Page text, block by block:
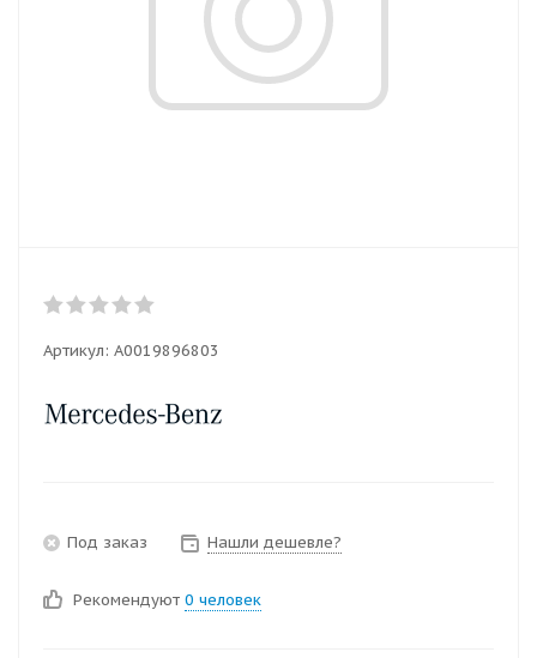
Артикул: A0019896803
Под заказ Нашли дешевле?
Рекомендуют 0 человек